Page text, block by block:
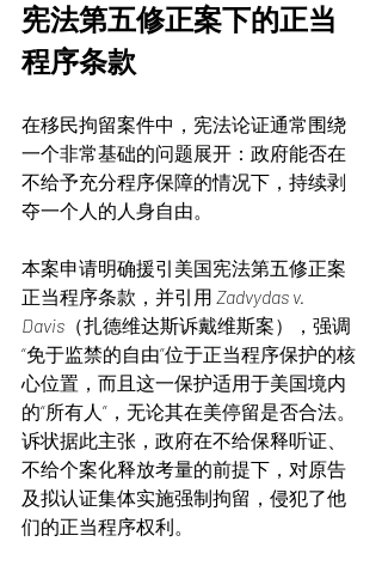
宪法第五修正案下的正当
程序条款
在移民拘留案件中，宪法论证通常围绕
一个非常基础的问题展开：政府能否在
不给予充分程序保障的情况下，持续剥
夺一个人的人身自由。
本案申请明确援引美国宪法第五修正案
正当程序条款，并引用 Zadvydas v.
Davis （扎德维达斯诉戴维斯案），强调
“免于监禁的自由”位于正当程序保护的核
心位置，而且这一保护适用于美国境内
的“所有人”，无论其在美停留是否合法。
诉状据此主张，政府在不给保释听证、
不给个案化释放考量的前提下，对原告
及拟认证集体实施强制拘留，侵犯了他
们的正当程序权利。